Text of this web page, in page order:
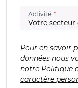
Activité
Pour en savoir
données nous
notre Politique
caractère